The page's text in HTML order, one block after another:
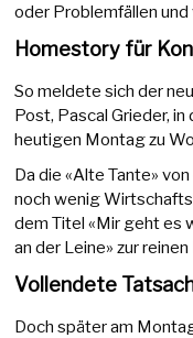
oder Problemfällen
Homestory für
So meldete sich der
Post, Pascal Grieder, in
heutigen Montag zu
Da die «Alte Tante»
noch wenig
dem Titel «Mir geht es
an der Leine» zur
Vollendete
Doch später am